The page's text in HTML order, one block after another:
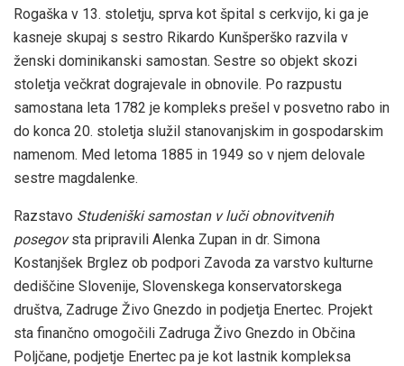
Rogaška v 13. stoletju, sprva kot špital s cerkvijo, ki ga je
kasneje skupaj s sestro Rikardo Kunšperško razvila v
ženski dominikanski samostan. Sestre so objekt skozi
stoletja večkrat dograjevale in obnovile. Po razpustu
samostana leta 1782 je kompleks prešel v posvetno rabo in
do konca 20. stoletja služil stanovanjskim in gospodarskim
namenom. Med letoma 1885 in 1949 so v njem delovale
sestre magdalenke.
Razstavo Studeniški samostan v luči obnovitvenih
posegovsta pripravili Alenka Zupan in dr. Simona
Kostanjšek Brglez ob podpori Zavoda za varstvo kulturne
dediščine Slovenije, Slovenskega konservatorskega
društva, Zadruge Živo Gnezdo in podjetja Enertec. Projekt
sta finančno omogočili Zadruga Živo Gnezdo in Občina
Poljčane, podjetje Enertec pa je kot lastnik kompleksa